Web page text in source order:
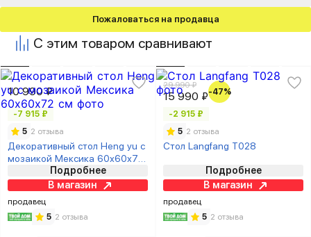
Пожаловаться на продавца
С этим товаром сравнивают
10 990 ₽
-7 915 ₽
5 2 отзыва
Декоративный стол Heng yu с
мозаикой Мексика 60х60х72
Подробнее
В магазин
продавец
5 2 отзыва
29 990 ₽
15 990 ₽-47%
-2 915 ₽
5 2 отзыва
Стол Langfang T028
Подробнее
В магазин
продавец
5 2 отзыва